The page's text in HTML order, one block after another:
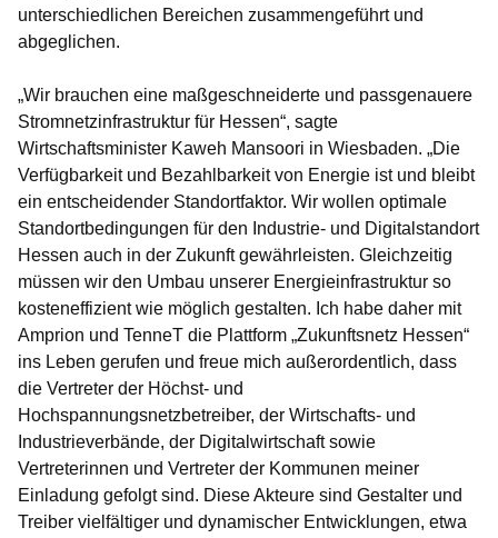
unterschiedlichen Bereichen zusammengeführt und
abgeglichen.
„Wir brauchen eine maßgeschneiderte und passgenauere
Stromnetzinfrastruktur für Hessen“, sagte
Wirtschaftsminister Kaweh Mansoori in Wiesbaden. „Die
Verfügbarkeit und Bezahlbarkeit von Energie ist und bleibt
ein entscheidender Standortfaktor. Wir wollen optimale
Standortbedingungen für den Industrie- und Digitalstandort
Hessen auch in der Zukunft gewährleisten. Gleichzeitig
müssen wir den Umbau unserer Energieinfrastruktur so
kosteneffizient wie möglich gestalten. Ich habe daher mit
Amprion und TenneT die Plattform „Zukunftsnetz Hessen“
ins Leben gerufen und freue mich außerordentlich, dass
die Vertreter der Höchst- und
Hochspannungsnetzbetreiber, der Wirtschafts- und
Industrieverbände, der Digitalwirtschaft sowie
Vertreterinnen und Vertreter der Kommunen meiner
Einladung gefolgt sind. Diese Akteure sind Gestalter und
Treiber vielfältiger und dynamischer Entwicklungen, etwa